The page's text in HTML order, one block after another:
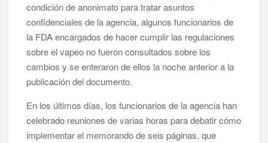
condición de anonimato para tratar asuntos
confidenciales de la agencia, algunos funcionarios de
la FDA encargados de hacer cumplir las regulaciones
sobre el vapeo no fueron consultados sobre los
cambios y se enteraron de ellos la noche anterior a la
publicación del documento.
En los últimos días, los funcionarios de la agencia han
celebrado reuniones de varias horas para debatir cómo
implementar el memorando de seis páginas, que